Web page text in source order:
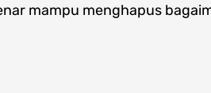
mampu menghapus